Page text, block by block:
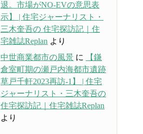
退。市場がNO-EVの意思表
示】 | 住宅ジャーナリスト・
三木奎吾の 住宅探訪記｜住
宅雑誌Replan より
中世商業都市の風景 に
【鎌
倉室町期の瀬戸内海都市遺跡
草戸千軒2023再訪-1】 | 住宅
ジャーナリスト・三木奎吾の
住宅探訪記｜住宅雑誌Replan
より